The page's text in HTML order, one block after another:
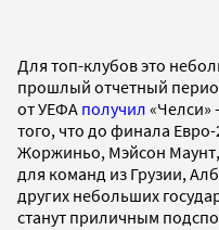
Для топ-клубов это
прошлый отчетный
от УЕФА получил «Челси»
того, что до финала
Жоржиньо, Мэйсон
для команд из Грузии,
других небольших
станут приличным